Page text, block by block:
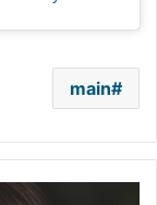
main